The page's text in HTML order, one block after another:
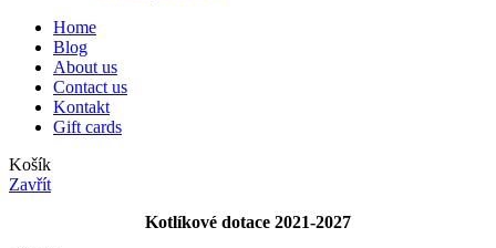
Home
Blog
About us
Contact us
Kontakt
Gift cards
Košík
Zavřít
Kotlíkové dotace 2021-2027